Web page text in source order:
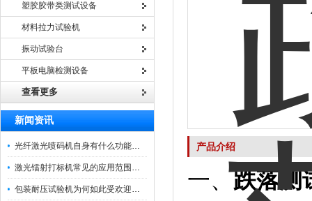
塑胶胶带类测试设备
材料拉力试验机
振动试验台
平板电脑检测设备
查看更多
新闻资讯
光纤激光喷码机自身有什么功能？不妨看看下文
激光镭射打标机常见的应用范围如下
包装耐压试验机为何如此受欢迎呢？
产品介绍
一、跌落测